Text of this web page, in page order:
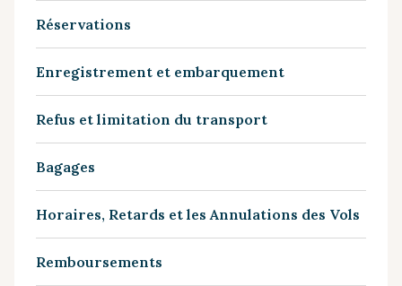
Réservations
Enregistrement et embarquement
Refus et limitation du transport
Bagages
Horaires, Retards et les Annulations des Vols
Remboursements